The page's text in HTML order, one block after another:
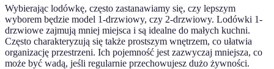
Wybierając lodówkę, często zastanawiamy się, czy lepszym
wyborem będzie model 1-drzwiowy, czy 2-drzwiowy. Lodówki 1-
drzwiowe zajmują mniej miejsca i są idealne do małych kuchni.
Często charakteryzują się także prostszym wnętrzem, co ułatwia
organizację przestrzeni. Ich pojemność jest zazwyczaj mniejsza, co
może być wadą, jeśli regularnie przechowujesz dużo żywności.